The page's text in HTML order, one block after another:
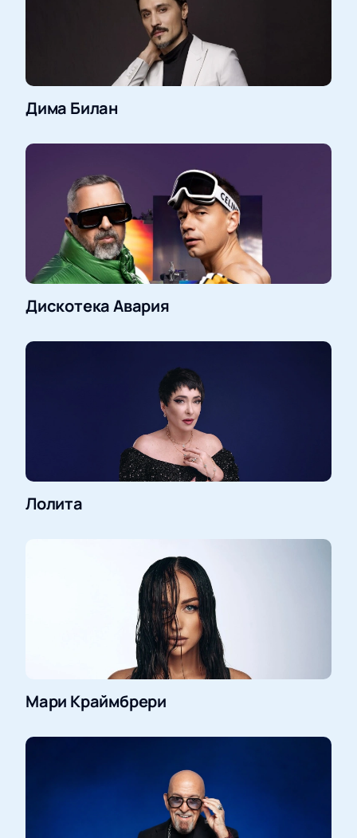
Дима Билан
Дискотека Авария
Лолита
Мари Краймбрери